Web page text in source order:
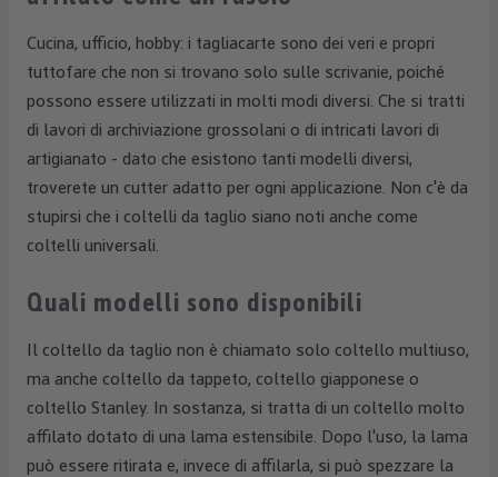
Cucina, ufficio, hobby: i tagliacarte sono dei veri e propri
tuttofare che non si trovano solo sulle scrivanie, poiché
possono essere utilizzati in molti modi diversi. Che si tratti
di lavori di archiviazione grossolani o di intricati lavori di
artigianato - dato che esistono tanti modelli diversi,
troverete un cutter adatto per ogni applicazione. Non c'è da
stupirsi che i coltelli da taglio siano noti anche come
coltelli universali.
Quali modelli sono disponibili
Il coltello da taglio non è chiamato solo coltello multiuso,
ma anche coltello da tappeto, coltello giapponese o
coltello Stanley. In sostanza, si tratta di un coltello molto
affilato dotato di una lama estensibile. Dopo l'uso, la lama
può essere ritirata e, invece di affilarla, si può spezzare la